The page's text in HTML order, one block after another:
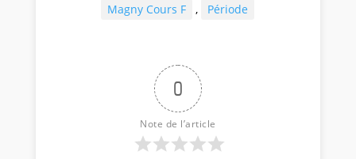
Magny Cours F
, Période
0
Note de l’article